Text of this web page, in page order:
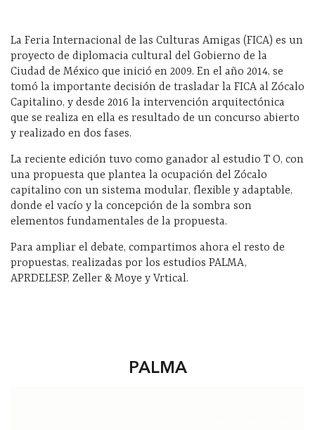
La Feria Internacional de las Culturas Amigas (FICA) es un
proyecto de diplomacia cultural del Gobierno de la
Ciudad de México que inició en 2009. En el año 2014, se
tomó la importante decisión de trasladar la FICA al Zócalo
Capitalino, y desde 2016 la intervención arquitectónica
que se realiza en ella es resultado de un concurso abierto
y realizado en dos fases.
La reciente edición tuvo como ganador al estudio T O, con
una propuesta que plantea la ocupación del Zócalo
capitalino con un sistema modular, flexible y adaptable,
donde el vacío y la concepción de la sombra son
elementos fundamentales de la propuesta.
Para ampliar el debate, compartimos ahora el resto de
propuestas, realizadas por los estudios PALMA,
APRDELESP, Zeller & Moye y Vrtical.
PALMA